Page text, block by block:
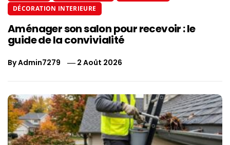
DÉCORATION INTERIEURE
Aménager son salon pour recevoir : le
guide de la convivialité
ByAdmin7279 2 Août 2026